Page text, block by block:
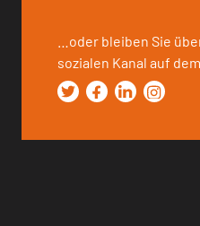
…oder bleiben Sie
sozialen Kanal auf